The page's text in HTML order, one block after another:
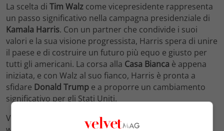
La scelta di Tim Walz come vicepresidente rappresenta
un passo significativo nella campagna presidenziale di
Kamala Harris. Con un partner che condivide i suoi
valori e la sua visione progressista, Harris spera di unire
il paese e di costruire un futuro più equo e giusto per
tutti gli americani. La corsa alla Casa Bianca è appena
iniziata, e con Walz al suo fianco, Harris è pronta a
sfidare Donald Trump e a proporre un cambiamento
significativo per gli Stati Uniti.
VP pick Tim Walz, the man who brought us ‘MAGA is